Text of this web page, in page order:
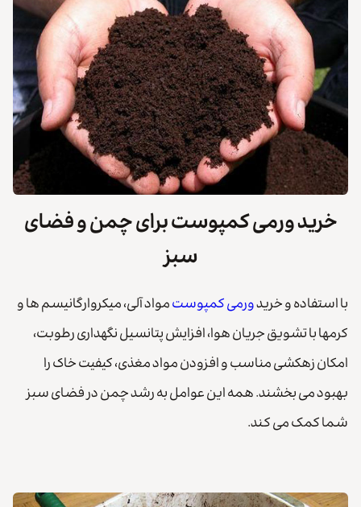
خرید ورمی کمپوست برای چمن و فضای
سبز
با استفاده و خریدورمی کمپوستمواد آلی، میکروارگانیسم ها و
کرمها با تشویق جریان هوا، افزایش پتانسیل نگهداری رطوبت،
امکان زهکشی مناسب و افزودن مواد مغذی، کیفیت خاک را
بهبود می بخشند. همه این عوامل به رشد چمن در فضای سبز
شما کمک می کند.